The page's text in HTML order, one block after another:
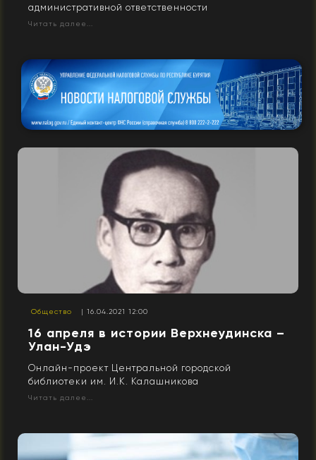
административной ответственности
Читать далее...
Общество | 16.04.2021 12:00
16 апреля в истории Верхнеудинска –
Улан-Удэ
Онлайн-проект Центральной городской
библиотеки им. И.К. Калашникова
Читать далее...